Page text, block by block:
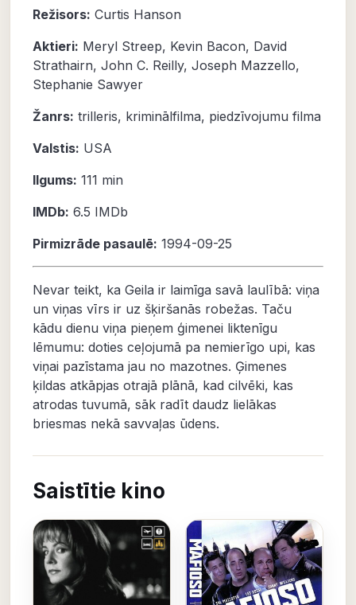
Režisors: Curtis Hanson
Aktieri: Meryl Streep, Kevin Bacon, David
Strathairn, John C. Reilly, Joseph Mazzello,
Stephanie Sawyer
Žanrs: trilleris, kriminālfilma, piedzīvojumu filma
Valstis: USA
Ilgums: 111 min
IMDb: 6.5 IMDb
Pirmizrāde pasaulē: 1994-09-25
Nevar teikt, ka Geila ir laimīga savā laulībā: viņa
un viņas vīrs ir uz šķiršanās robežas. Taču
kādu dienu viņa pieņem ģimenei liktenīgu
lēmumu: doties ceļojumā pa nemierīgo upi, kas
viņai pazīstama jau no mazotnes. Ģimenes
ķildas atkāpjas otrajā plānā, kad cilvēki, kas
atrodas tuvumā, sāk radīt daudz lielākas
briesmas nekā savvaļas ūdens.
Saistītie kino